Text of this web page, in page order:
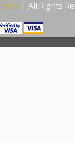
| All Rights